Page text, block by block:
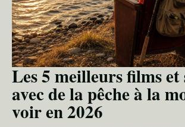
Les 5 meilleurs films et
avec de la pêche à la
voir en 2026